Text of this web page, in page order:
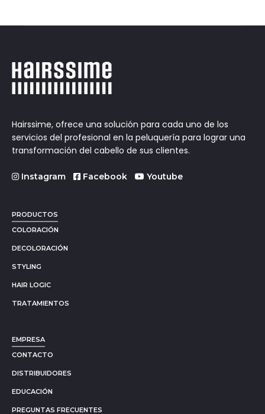
Hairssime, ofrece una solución para cada uno de los
servicios del profesional en la peluquería para lograr una
transformación del cabello de sus clientes.
Instagram Facebook Youtube
PRODUCTOS
COLORACIÓN
DECOLORACIÓN
STYLING
HAIR LOGIC
TRATAMIENTOS
EMPRESA
CONTACTO
DISTRIBUIDORES
EDUCACIÓN
PREGUNTAS FRECUENTES